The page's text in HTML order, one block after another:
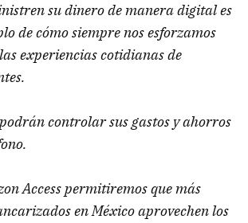
su dinero de manera digital es
de cómo siempre nos esforzamos
experiencias cotidianas de
controlar sus gastos y ahorros
Access permitiremos que más
en México aprovechen los